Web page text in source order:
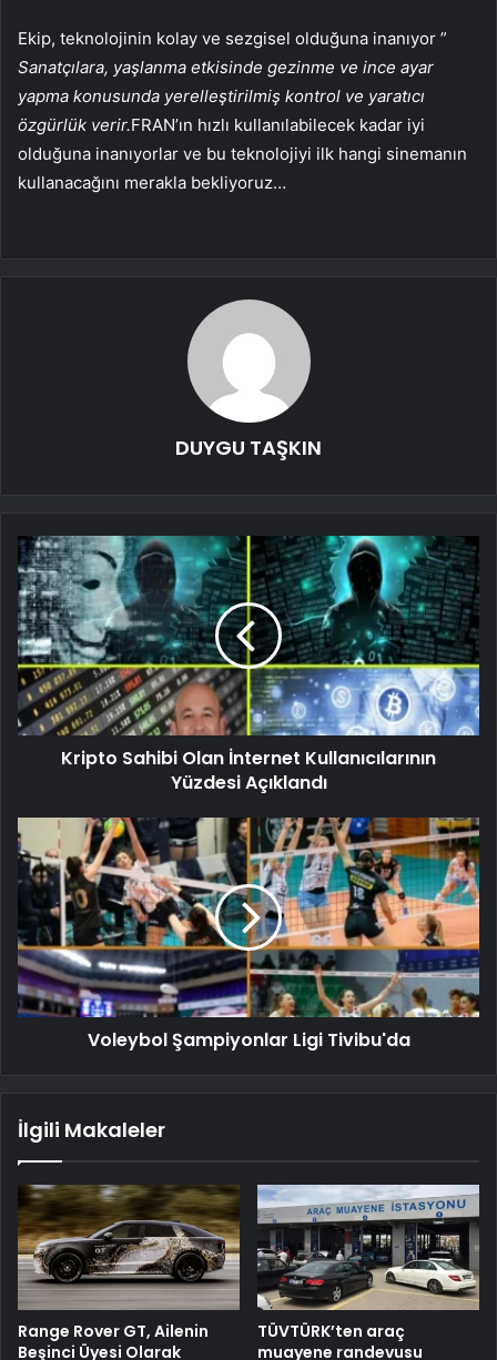
Ekip, teknolojinin kolay ve sezgisel olduğuna inanıyor ”
Sanatçılara, yaşlanma etkisinde gezinme ve ince ayar
yapma konusunda yerelleştirilmiş kontrol ve yaratıcı
özgürlük verir.FRAN’ın hızlı kullanılabilecek kadar iyi
olduğuna inanıyorlar ve bu teknolojiyi ilk hangi sinemanın
kullanacağını merakla bekliyoruz…
DUYGU TAŞKIN
Kripto Sahibi Olan İnternet Kullanıcılarının
Yüzdesi Açıklandı
Voleybol Şampiyonlar Ligi Tivibu'da
İlgili Makaleler
Range Rover GT, Ailenin
Beşinci Üyesi Olarak
TÜVTÜRK’ten araç
muayene randevusu